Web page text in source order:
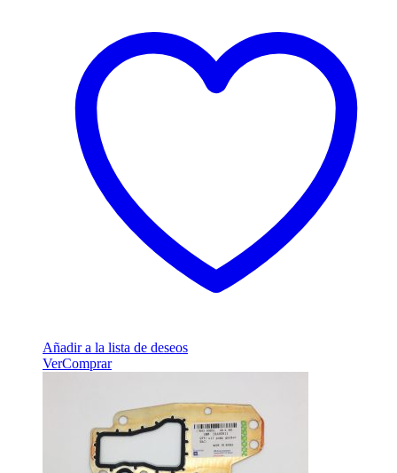
Añadir a la lista de deseos
VerComprar